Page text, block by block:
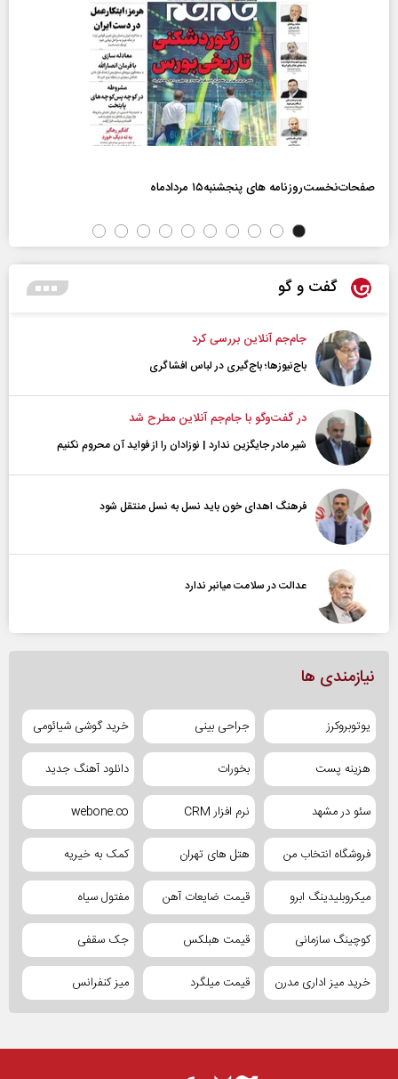
صفحات‌نخست‌روزنامه ها‌ی پنجشنبه‌۱۵ مردادماه
گفت و گو
جام‌جم آنلاین بررسی کرد
باج‌نیوزها؛ باج‌گیری در لباس افشاگری
در گفت‌و‌گو با جام‌جم آنلاین مطرح شد
شیر مادر جایگزین ندارد | نوزادان را از فواید آن محروم نکنیم
فرهنگ اهدای خون باید نسل به نسل منتقل شود
عدالت در سلامت میانبر ندارد
نیازمندی ها
یوتوبروکرز جراحی بینی خرید گوشی شیائومی
هزینه پست بخورات دانلود آهنگ جدید
سئو در مشهد نرم افزار CRM webone.co
فروشگاه انتخاب من هتل های تهران کمک به خیریه
میکروبلیدینگ ابرو قیمت ضایعات آهن مفتول سیاه
کوچینگ سازمانی قیمت هبلکس جک سقفی
خرید میز اداری مدرن قیمت میلگرد میز کنفرانس